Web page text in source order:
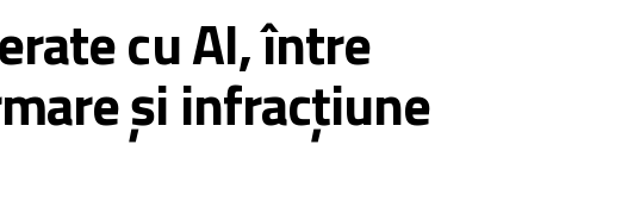
cu AI, între
și infracțiune